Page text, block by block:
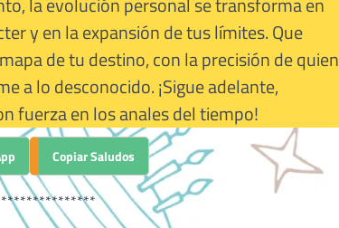
y en la expansión de tus límites. Que
de tu destino, con la precisión de quien
a lo desconocido. ¡Sigue adelante,
fuerza en los anales del tiempo!
Copiar Saludos